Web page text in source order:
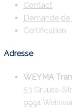
Contact
Demande
Certification
Adresse
WEYMA
53 Gruuss-
9991